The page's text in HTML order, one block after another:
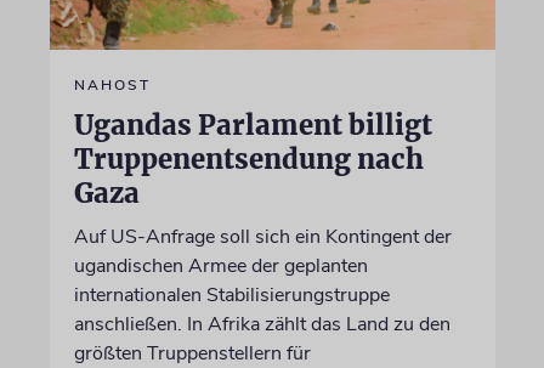
NAHOST
Ugandas Parlament billigt
Truppenentsendung nach
Gaza
Auf US-Anfrage soll sich ein Kontingent der
ugandischen Armee der geplanten
internationalen Stabilisierungstruppe
anschließen. In Afrika zählt das Land zu den
größten Truppenstellern für